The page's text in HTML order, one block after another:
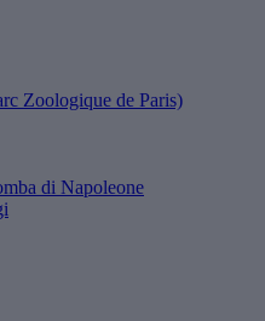
Zoologique de Paris)
di Napoleone